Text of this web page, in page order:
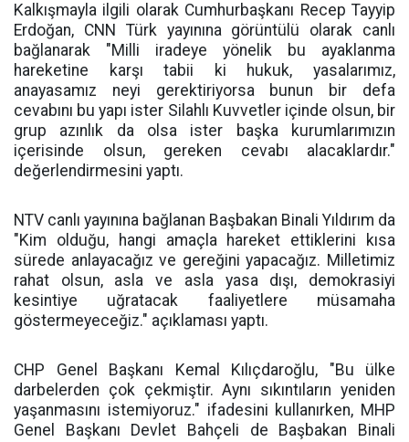
Kalkışmayla ilgili olarak Cumhurbaşkanı Recep Tayyip
Erdoğan, CNN Türk yayınına görüntülü olarak canlı
bağlanarak "Milli iradeye yönelik bu ayaklanma
hareketine karşı tabii ki hukuk, yasalarımız,
anayasamız neyi gerektiriyorsa bunun bir defa
cevabını bu yapı ister Silahlı Kuvvetler içinde olsun, bir
grup azınlık da olsa ister başka kurumlarımızın
içerisinde olsun, gereken cevabı alacaklardır."
değerlendirmesini yaptı.
NTV canlı yayınına bağlanan Başbakan Binali Yıldırım da
"Kim olduğu, hangi amaçla hareket ettiklerini kısa
sürede anlayacağız ve gereğini yapacağız. Milletimiz
rahat olsun, asla ve asla yasa dışı, demokrasiyi
kesintiye uğratacak faaliyetlere müsamaha
göstermeyeceğiz." açıklaması yaptı.
CHP Genel Başkanı Kemal Kılıçdaroğlu, "Bu ülke
darbelerden çok çekmiştir. Aynı sıkıntıların yeniden
yaşanmasını istemiyoruz." ifadesini kullanırken, MHP
Genel Başkanı Devlet Bahçeli de Başbakan Binali